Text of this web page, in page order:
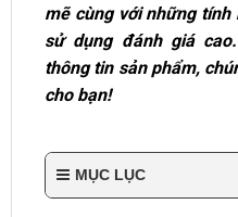
mẽ cùng với những
sử dụng đánh giá
thông tin sản phẩm,
cho bạn!
MỤC LỤC